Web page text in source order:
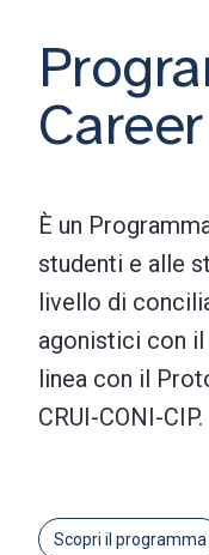
Career
È un
studenti e alle
livello di
agonistici con
linea con il
CRUI-CONI-CIP.
Scopri il programma